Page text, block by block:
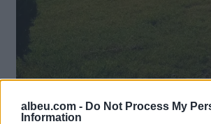
albeu.com - Do Not Process My
Information